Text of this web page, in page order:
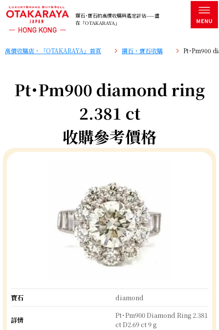
鑽石･寶石的高價收購與鑑定評估——盡
在「OTAKARAYA」
高價收購店・「OTAKARAYA」首頁 鑽石・寶石收購 Pt･Pm900
Pt･Pm900 diamond ring
2.381 ct
收購參考價格
寶石 diamond
詳情
Pt･Pm900 Diamond Ring 2.381
ct D2.69 ct 9 g